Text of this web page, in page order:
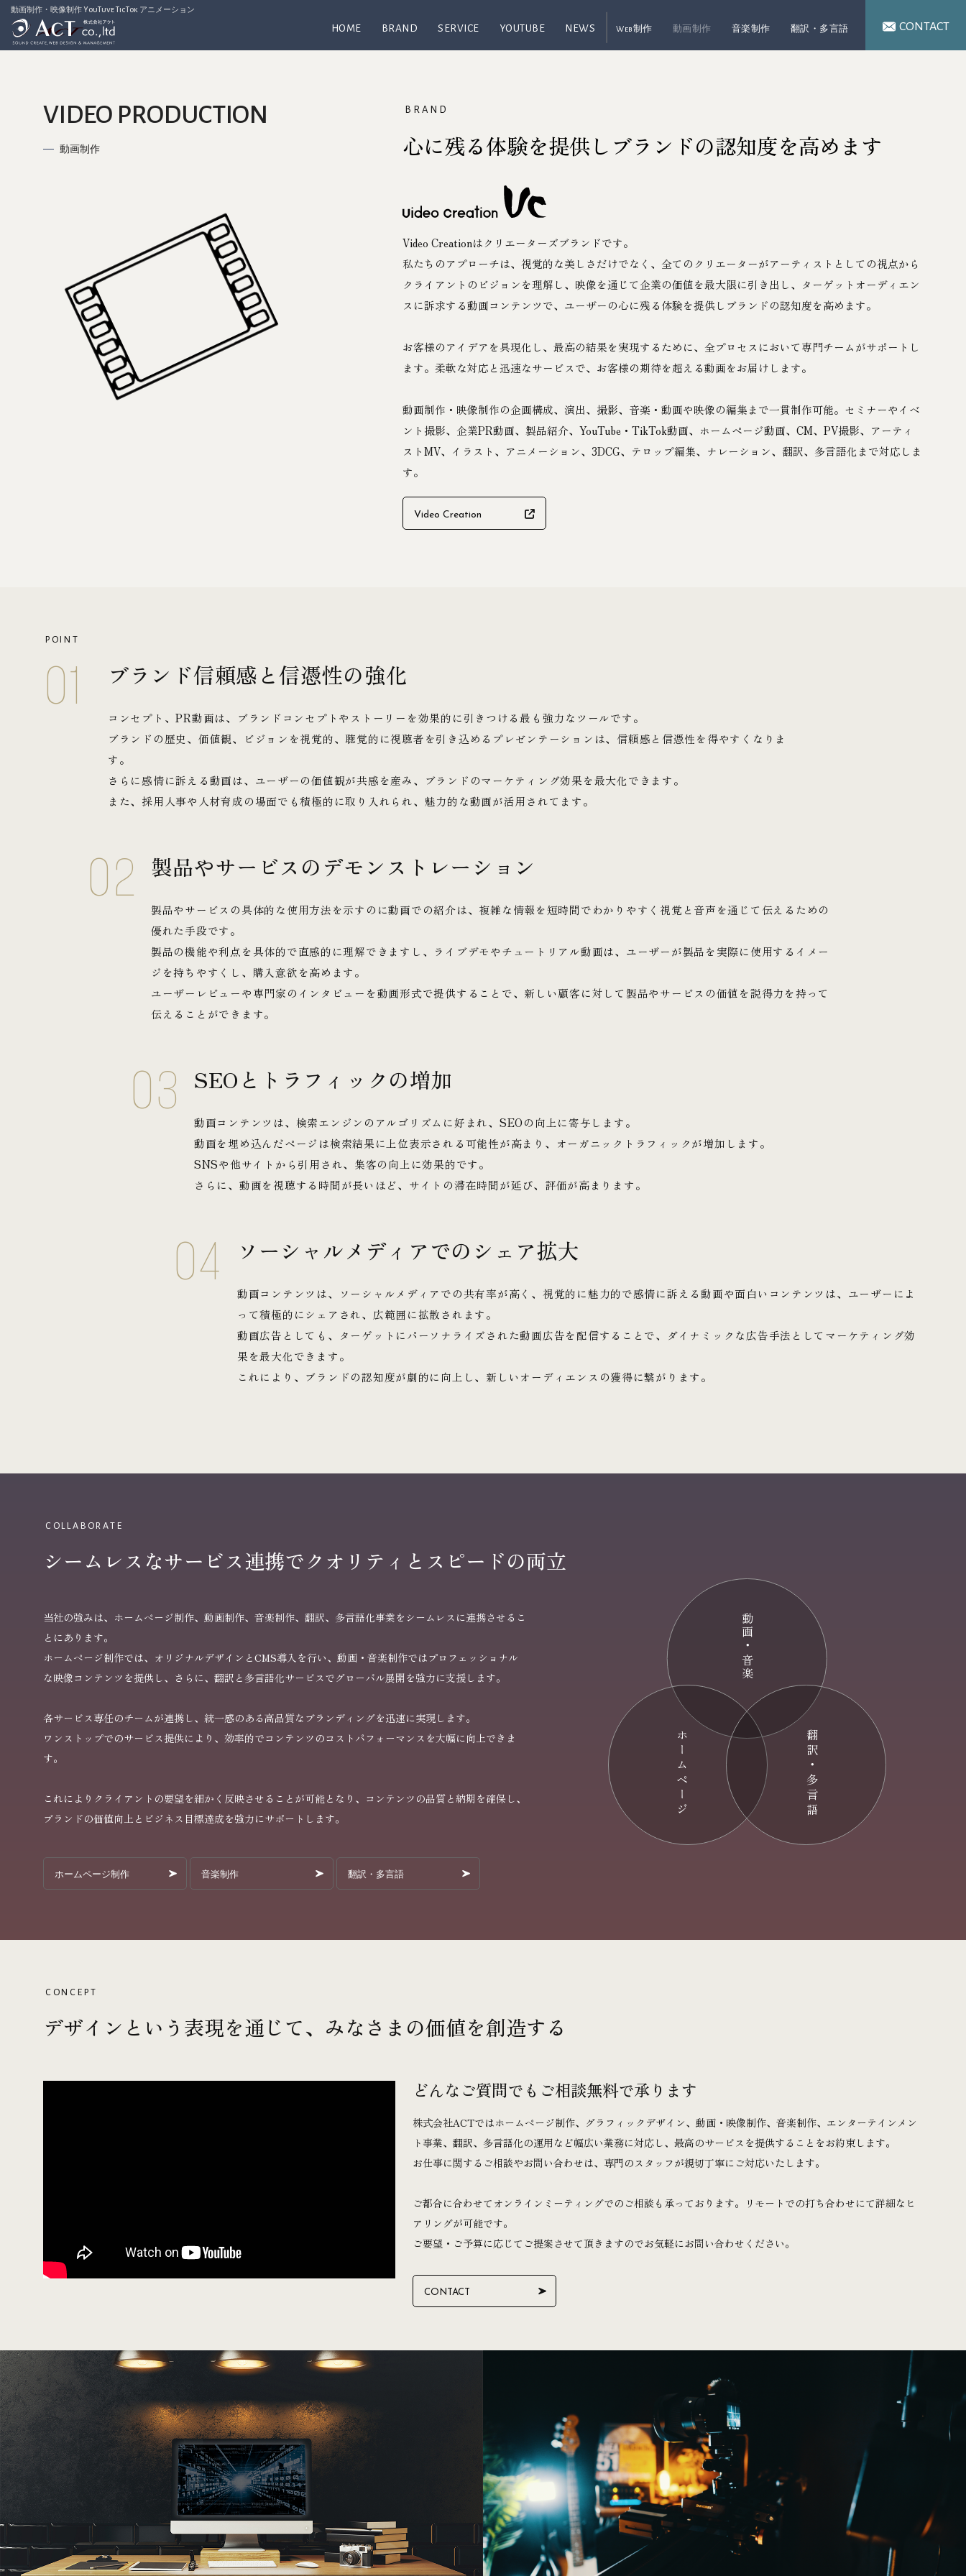
動画制作・映像制作 YouTuve TicTok アニメーション
HOME BRAND SERVICE YOUTUBE NEWS Web制作 動画制作 音楽制作 翻訳・多言語 CONTACT
VIDEO PRODUCTION
動画制作
BRAND
心に残る体験を提供しブランドの認知度を高めます
Video Creationはクリエーターズブランドです。
私たちのアプローチは、視覚的な美しさだけでなく、全てのクリエーターがアーティストとしての視点から
クライアントのビジョンを理解し、映像を通じて企業の価値を最大限に引き出し、ターゲットオーディエン
スに訴求する動画コンテンツで、ユーザーの心に残る体験を提供しブランドの認知度を高めます。
お客様のアイデアを具現化し、最高の結果を実現するために、全プロセスにおいて専門チームがサポートし
ます。柔軟な対応と迅速なサービスで、お客様の期待を超える動画をお届けします。
動画制作・映像制作の企画構成、演出、撮影、音楽・動画や映像の編集まで一貫制作可能。セミナーやイベ
ント撮影、企業PR動画、製品紹介、YouTube・TikTok動画、ホームページ動画、CM、PV撮影、アーティ
ストMV、イラスト、アニメーション、3DCG、テロップ編集、ナレーション、翻訳、多言語化まで対応しま
す。
Video Creation
POINT
01 ブランド信頼感と信憑性の強化
コンセプト、PR動画は、ブランドコンセプトやストーリーを効果的に引きつける最も強力なツールです。
ブランドの歴史、価値観、ビジョンを視覚的、聴覚的に視聴者を引き込めるプレゼンテーションは、信頼感と信憑性を得やすくなりま
す。
さらに感情に訴える動画は、ユーザーの価値観が共感を産み、ブランドのマーケティング効果を最大化できます。
また、採用人事や人材育成の場面でも積極的に取り入れられ、魅力的な動画が活用されてます。
02 製品やサービスのデモンストレーション
製品やサービスの具体的な使用方法を示すのに動画での紹介は、複雑な情報を短時間でわかりやすく視覚と音声を通じて伝えるための
優れた手段です。
製品の機能や利点を具体的で直感的に理解できますし、ライブデモやチュートリアル動画は、ユーザーが製品を実際に使用するイメー
ジを持ちやすくし、購入意欲を高めます。
ユーザーレビューや専門家のインタビューを動画形式で提供することで、新しい顧客に対して製品やサービスの価値を説得力を持って
伝えることができます。
03 SEOとトラフィックの増加
動画コンテンツは、検索エンジンのアルゴリズムに好まれ、SEOの向上に寄与します。
動画を埋め込んだページは検索結果に上位表示される可能性が高まり、オーガニックトラフィックが増加します。
SNSや他サイトから引用され、集客の向上に効果的です。
さらに、動画を視聴する時間が長いほど、サイトの滞在時間が延び、評価が高まります。
04 ソーシャルメディアでのシェア拡大
動画コンテンツは、ソーシャルメディアでの共有率が高く、視覚的に魅力的で感情に訴える動画や面白いコンテンツは、ユーザーによ
って積極的にシェアされ、広範囲に拡散されます。
動画広告としても、ターゲットにパーソナライズされた動画広告を配信することで、ダイナミックな広告手法としてマーケティング効
果を最大化できます。
これにより、ブランドの認知度が劇的に向上し、新しいオーディエンスの獲得に繋がります。
COLLABORATE
シームレスなサービス連携でクオリティとスピードの両立
当社の強みは、ホームページ制作、動画制作、音楽制作、翻訳、多言語化事業をシームレスに連携させるこ
とにあります。
ホームページ制作では、オリジナルデザインとCMS導入を行い、動画・音楽制作ではプロフェッショナル
な映像コンテンツを提供し、さらに、翻訳と多言語化サービスでグローバル展開を強力に支援します。
各サービス専任のチームが連携し、統一感のある高品質なブランディングを迅速に実現します。
ワンストップでのサービス提供により、効率的でコンテンツのコストパフォーマンスを大幅に向上できま
す。
これによりクライアントの要望を細かく反映させることが可能となり、コンテンツの品質と納期を確保し、
ブランドの価値向上とビジネス目標達成を強力にサポートします。
ホームページ制作 音楽制作 翻訳・多言語
動画・音楽
ホームページ 翻訳・多言語
CONCEPT
デザインという表現を通じて、みなさまの価値を創造する
どんなご質問でもご相談無料で承ります
株式会社ACTではホームページ制作、グラフィックデザイン、動画・映像制作、音楽制作、エンターテインメン
ト事業、翻訳、多言語化の運用など幅広い業務に対応し、最高のサービスを提供することをお約束します。
お仕事に関するご相談やお問い合わせは、専門のスタッフが親切丁寧にご対応いたします。
ご都合に合わせてオンラインミーティングでのご相談も承っております。リモートでの打ち合わせにて詳細なヒ
アリングが可能です。
ご要望・ご予算に応じてご提案させて頂きますのでお気軽にお問い合わせください。
CONTACT